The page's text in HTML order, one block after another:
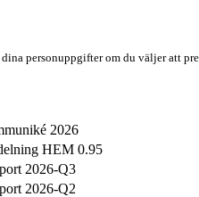
personuppgifter om du väljer att
2026
HEM 0.95
2026-Q3
2026-Q2